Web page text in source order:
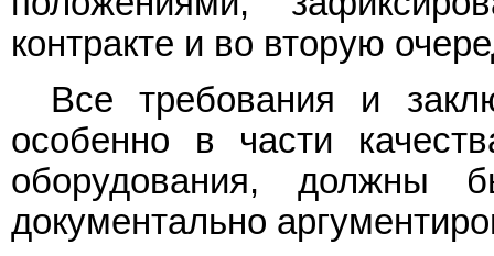
контракте и во вторую
Все требования и
особенно в части
оборудования, должны
документально